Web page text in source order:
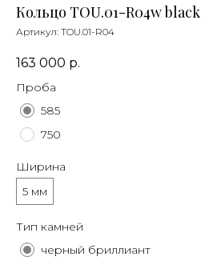
Кольцо TOU.01-R04w black
Артикул: TOU.01-R04
163 000 р.
Проба
585
750
Ширина
5 мм
Тип камней
черный бриллиант